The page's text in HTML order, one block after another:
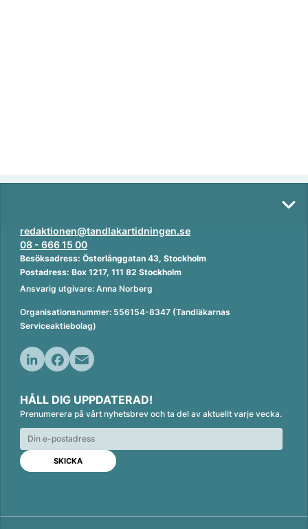
redaktionen@tandlakartidningen.se
08 - 666 15 00
Besöksadress: Österlånggatan 43, Stockholm
Postadress: Box 1217, 111 82 Stockholm
Ansvarig utgivare: Anna Norberg
Organisationsnummer: 556154-8347 (Tandläkarnas
Serviceaktiebolag)
n
k
e
d
n
c
e
b
o
o
k
a
i
l
HÅLL DIG UPPDATERAD!
Prenumerera på vårt nyhetsbrev och ta del av aktuellt varje vecka.